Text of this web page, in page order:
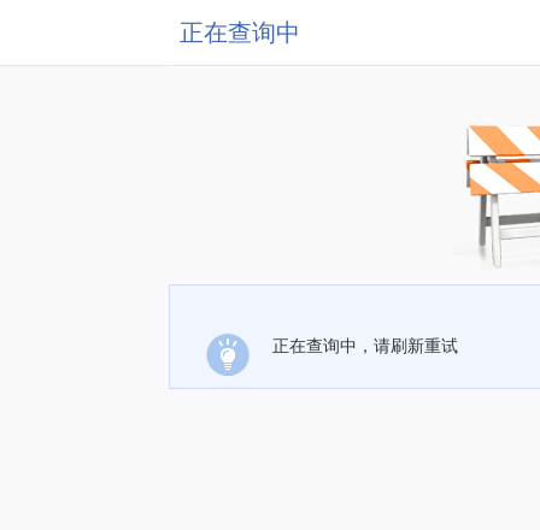
正在查询中
正在查询中，请刷新重试